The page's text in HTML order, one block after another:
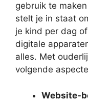
gebruik te
stelt je in staat
je kind per dag
digitale
alles. Met
volgende
Website-